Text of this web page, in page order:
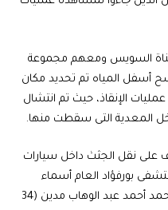
قناة السويس ومعهم مجموعة
أسفل المياه تم تحديد مكان
الإنقاذ، حيث تم انتشال
المعدية التى سقطت منها.
على نقل الجثث داخل سيارات
بورفؤاد العام أسماء
الجثث الثلاث التى تم انتشالها وهم: محمد أحمد عبد الوهاب مدين (34